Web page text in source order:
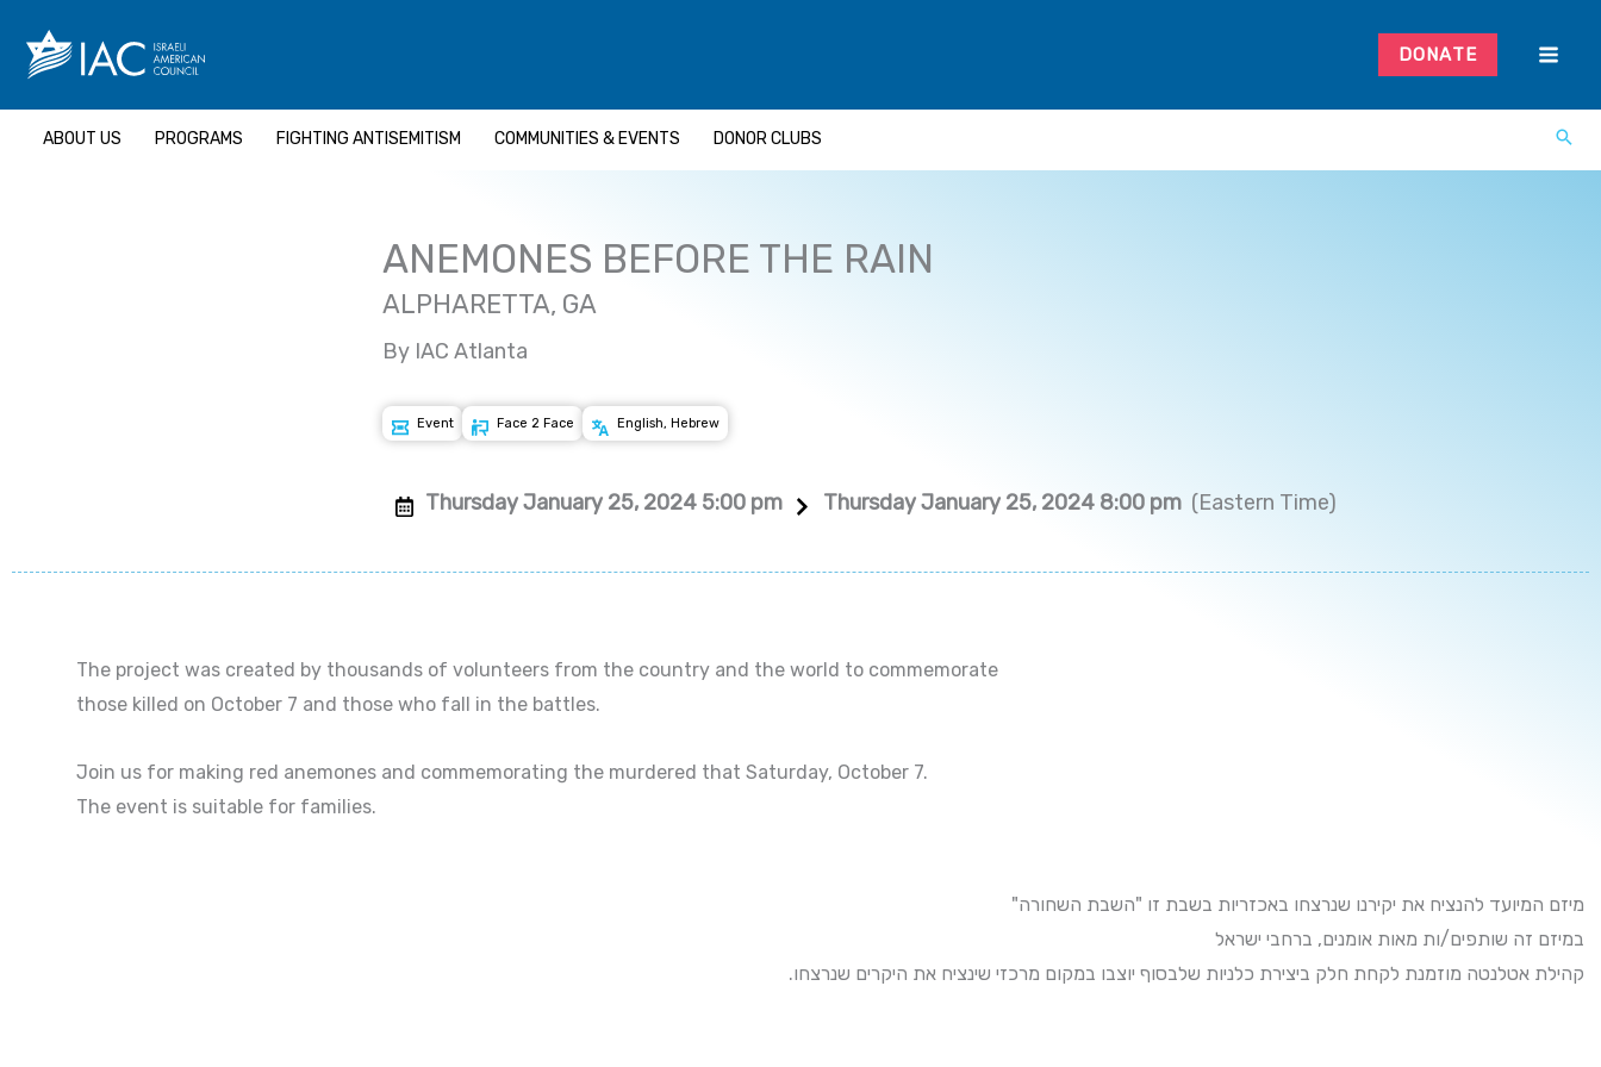
content
DONATE
ABOUT US PROGRAMS FIGHTING ANTISEMITISM COMMUNITIES & EVENTS DONOR CLUBS
ANEMONES BEFORE THE RAIN
ALPHARETTA, GA
By IAC Atlanta
Event Face 2 Face English, Hebrew
Thursday January 25, 2024 5:00 pm Thursday January 25, 2024 8:00 pm (Eastern Time)
The project was created by thousands of volunteers from the country and the world to commemorate
those killed on October 7 and those who fall in the battles.
Join us for making red anemones and commemorating the murdered that Saturday, October 7.
The event is suitable for families.
מיזם המיועד להנציח את יקירנו שנרצחו באכזריות בשבת זו "השבת השחורה"
במיזם זה שותפים/ות מאות אומנים, ברחבי ישראל
קהילת אטלנטה מוזמנת לקחת חלק ביצירת כלניות שלבסוף יוצבו במקום מרכזי שינציח את היקרים שנרצחו.